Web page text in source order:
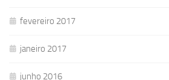
fevereiro 2017
janeiro 2017
junho 2016